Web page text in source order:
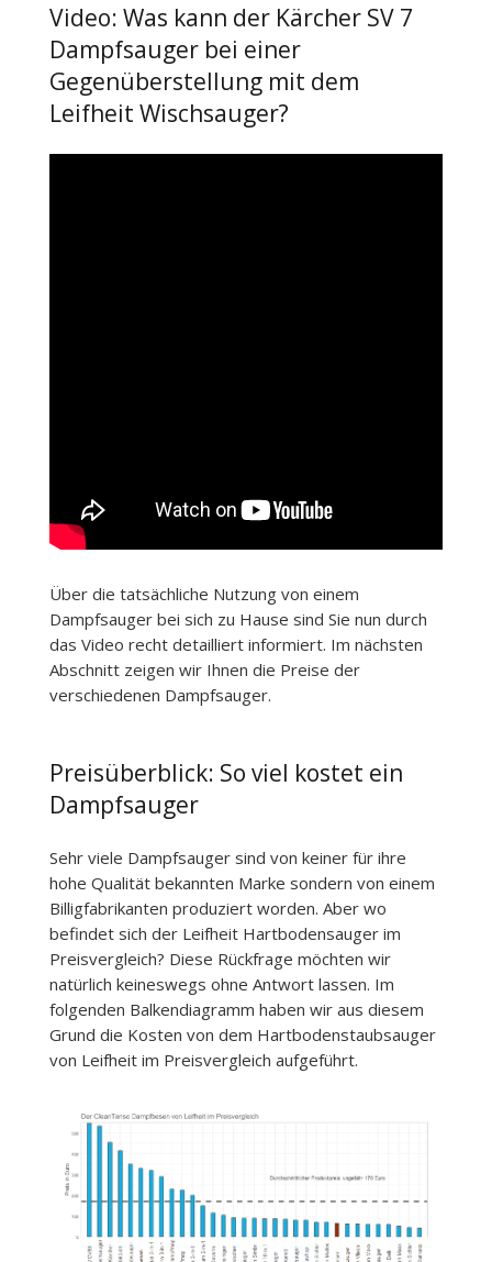
Video: Was kann der Kärcher SV 7
Dampfsauger bei einer
Gegenüberstellung mit dem
Leifheit Wischsauger?
Über die tatsächliche Nutzung von einem
Dampfsauger bei sich zu Hause sind Sie nun durch
das Video recht detailliert informiert. Im nächsten
Abschnitt zeigen wir Ihnen die Preise der
verschiedenen Dampfsauger.
Preisüberblick: So viel kostet ein
Dampfsauger
Sehr viele Dampfsauger sind von keiner für ihre
hohe Qualität bekannten Marke sondern von einem
Billigfabrikanten produziert worden. Aber wo
befindet sich der Leifheit Hartbodensauger im
Preisvergleich? Diese Rückfrage möchten wir
natürlich keineswegs ohne Antwort lassen. Im
folgenden Balkendiagramm haben wir aus diesem
Grund die Kosten von dem Hartbodenstaubsauger
von Leifheit im Preisvergleich aufgeführt.